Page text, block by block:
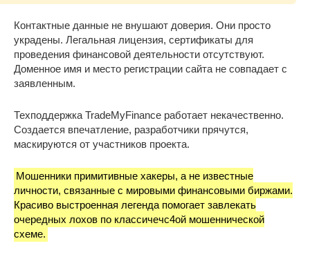
Контактные данные не внушают доверия. Они просто
украдены. Легальная лицензия, сертификаты для
проведения финансовой деятельности отсутствуют.
Доменное имя и место регистрации сайта не совпадает с
заявленным.
Техподдержка TradeMyFinance работает некачественно.
Создается впечатление, разработчики прячутся,
маскируются от участников проекта.
Мошенники примитивные хакеры, а не известные
личности, связанные с мировыми финансовыми биржами.
Красиво выстроенная легенда помогает завлекать
очередных лохов по классичечс4ой мошеннической
схеме.